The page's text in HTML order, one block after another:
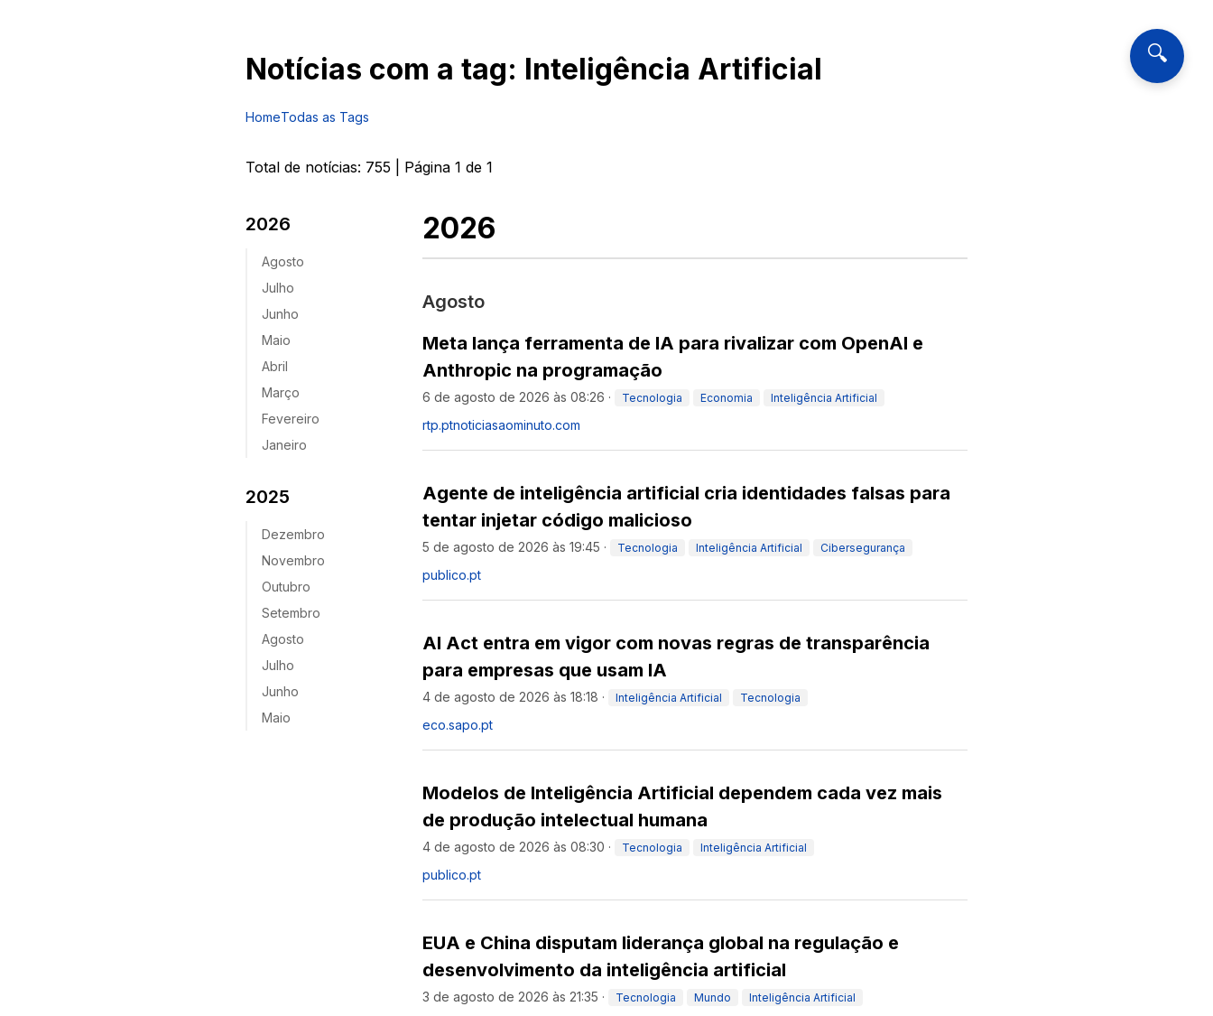
🔍
Notícias com a tag: Inteligência Artificial
HomeTodas as Tags
Total de notícias: 755 | Página 1 de 1
2026
Agosto
Julho
Junho
Maio
Abril
Março
Fevereiro
Janeiro
2025
Dezembro
Novembro
Outubro
Setembro
Agosto
Julho
Junho
Maio
2026
Agosto
Meta lança ferramenta de IA para rivalizar com OpenAI e
Anthropic na programação
6 de agosto de 2026 às 08:26 · Tecnologia Economia Inteligência Artificial
rtp.ptnoticiasaominuto.com
Agente de inteligência artificial cria identidades falsas para
tentar injetar código malicioso
5 de agosto de 2026 às 19:45 · Tecnologia Inteligência Artificial Cibersegurança
publico.pt
AI Act entra em vigor com novas regras de transparência
para empresas que usam IA
4 de agosto de 2026 às 18:18 · Inteligência Artificial Tecnologia
eco.sapo.pt
Modelos de Inteligência Artificial dependem cada vez mais
de produção intelectual humana
4 de agosto de 2026 às 08:30 · Tecnologia Inteligência Artificial
publico.pt
EUA e China disputam liderança global na regulação e
desenvolvimento da inteligência artificial
3 de agosto de 2026 às 21:35 · Tecnologia Mundo Inteligência Artificial